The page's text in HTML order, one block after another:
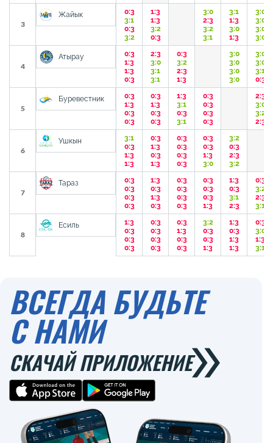
3
Жайык
0:3
3:1
0:3
3:2
1:3
1:3
3:2
0:3
3:0
2:3
3:2
3:1
3:1
1:3
3:0
1:3
3:0
3:0
3:0
3:0
4
Атырау
0:3
1:3
1:3
0:3
2:3
3:0
3:1
3:1
0:3
3:2
2:3
1:3
3:0
3:0
3:0
3:0
3:0
3:0
3:1
0:3
5
Буревестник
0:3
1:3
0:3
0:3
0:3
1:3
0:3
0:3
1:3
3:1
0:3
3:1
0:3
0:3
0:3
0:3
2:3
3:0
3:2
2:3
6
Ушкын
3:1
0:3
1:3
1:3
0:3
1:3
0:3
1:3
0:3
0:3
0:3
0:3
0:3
0:3
1:3
3:0
3:2
0:3
2:3
3:2
7
Тараз
0:3
0:3
0:3
0:3
1:3
0:3
1:3
0:3
0:3
0:3
0:3
0:3
0:3
0:3
0:3
1:3
1:3
0:3
3:1
2:3
0:3
3:2
2:3
3:1
8
Есиль
1:3
0:3
0:3
0:3
0:3
0:3
0:3
0:3
0:3
1:3
0:3
0:3
3:2
0:3
0:3
1:3
1:3
0:3
1:3
1:3
0:3
3:0
1:3
3:1
ВСЕГДА БУДЬТЕ
С НАМИ
СКАЧАЙ ПРИЛОЖЕНИЕ